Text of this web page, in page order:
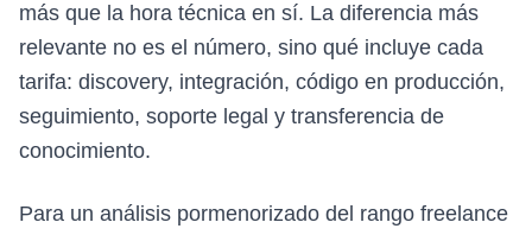
más que la hora técnica en sí. La diferencia más
relevante no es el número, sino qué incluye cada
tarifa: discovery, integración, código en producción,
seguimiento, soporte legal y transferencia de
conocimiento.
Para un análisis pormenorizado del rango freelance